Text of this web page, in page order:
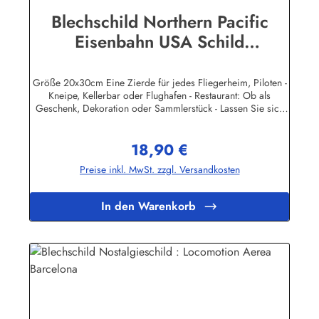
Blechschild Northern Pacific
Eisenbahn USA Schild
Größe 20x30cm Eine Zierde für jedes Fliegerheim, Piloten -
Kneipe, Kellerbar oder Flughafen - Restaurant: Ob als
Geschenk, Dekoration oder Sammlerstück - Lassen Sie sich
Motiven. Schenken Sie sich und Ihren Freunden eine
dekorative Erinnerung an die gute alte Zeit! Unsere
Blechschilder sind in Super-Qualität aus hochwertigem Metall
behandelt, lange Lebensdauer ist damit garantiert. Wir
verkaufen nur original lizensierte
Werbeschilder.Herstellerinformationen:Heart of Ireland
(Luhe)info@heartofireland.eu
Regulärer Preis:
18,90 €
Preise inkl. MwSt. zzgl. Versandkosten
In den Warenkorb